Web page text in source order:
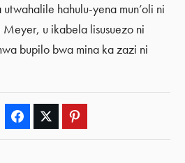
hahulu-yena mun’oli ni
u ikabela lisusuezo ni
bupilo bwa mina ka zazi ni
Facebook Twitter